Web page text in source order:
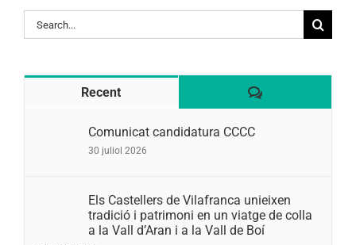
Search
for:
Recent Comentaris
Comunicat candidatura CCCC
30 juliol 2026
Els Castellers de Vilafranca unieixen
tradició i patrimoni en un viatge de colla
a la Vall d’Aran i a la Vall de Boí